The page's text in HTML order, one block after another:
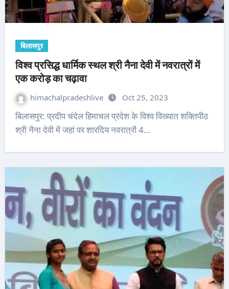
बिलासपुर
विश्व प्रसिद्ध धार्मिक स्थल श्री नैना देवी में नवरात्रों में
एक करोड़ का चढ़ावा
himachalpradeshlive Oct 25, 2023
बिलासपुर: प्रदीप चंदेल हिमाचल प्रदेश के विश्व विख्यात शक्तिपीठ
श्री नैना देवी में जहां पर शारदिय नवरात्रों 4…